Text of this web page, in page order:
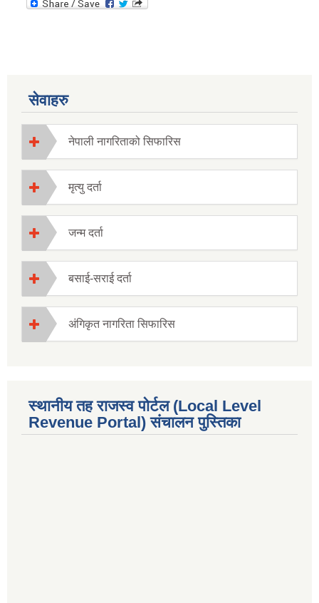
सेवाहरु
नेपाली नागरिताको सिफारिस
मृत्यु दर्ता
जन्म दर्ता
बसाई-सराई दर्ता
अंगिकृत नागरिता सिफारिस
स्थानीय तह राजस्व पोर्टल (Local Level
Revenue Portal) संचालन पुस्तिका